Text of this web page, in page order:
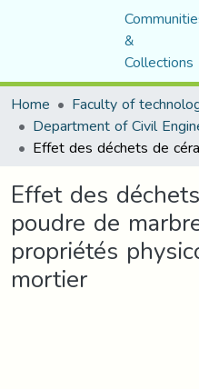
&
Collections
Home
Faculty of
Effet des
poudre de
propriétés
mortier